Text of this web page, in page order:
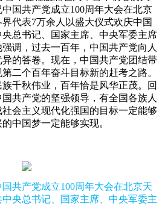
国共产党成立100周年大会在北京
代表7万余人以盛大仪式欢庆中国
总书记、国家主席、中央军委主席
调，过去一百年，中国共产党向人
的答卷。现在，中国共产党团结带
二个百年奋斗目标新的赶考之路。
千秋伟业，百年恰是风华正茂。回
共产党的坚强领导，有全国各族人
会主义现代化强国的目标一定能够
中国梦一定能够实现。
共产党成立100周年大会在北京天
央总书记、国家主席、中央军委主